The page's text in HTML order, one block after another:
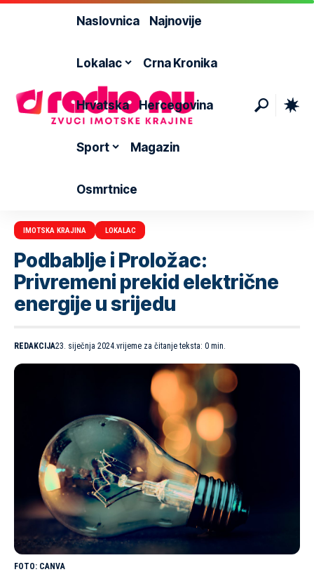
Naslovnica Najnovije
Lokalac Crna Kronika
Hrvatska Hercegovina
Sport Magazin
Osmrtnice
IMOTSKA KRAJINA LOKALAC
Podbablje i Proložac:
Privremeni prekid električne
energije u srijedu
REDAKCIJA23. siječnja 2024.vrijeme za čitanje teksta: 0 min.
CANVA